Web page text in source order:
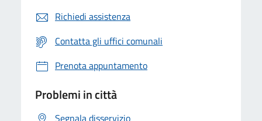
Richiedi assistenza
Contatta gli uffici comunali
Prenota appuntamento
Problemi in città
Segnala disservizio